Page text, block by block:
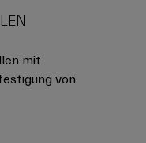
mit
von